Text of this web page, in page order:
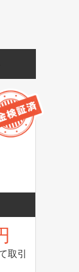
取引